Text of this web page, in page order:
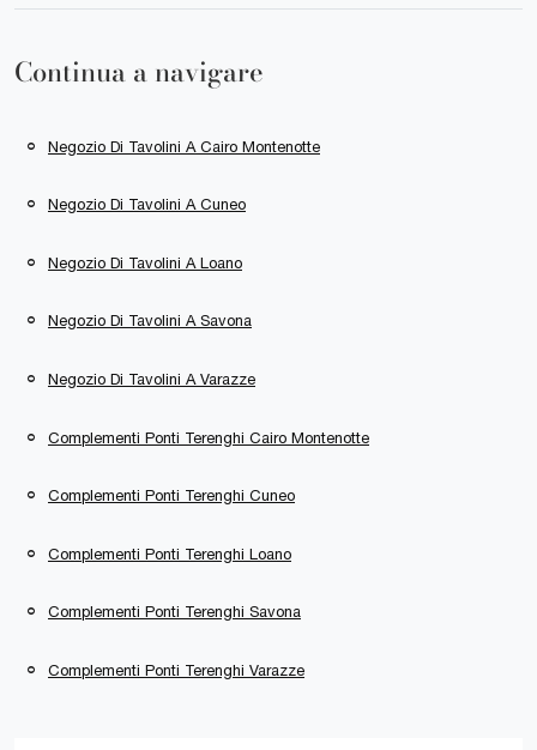
Continua a navigare
Negozio Di Tavolini A Cairo Montenotte
Negozio Di Tavolini A Cuneo
Negozio Di Tavolini A Loano
Negozio Di Tavolini A Savona
Negozio Di Tavolini A Varazze
Complementi Ponti Terenghi Cairo Montenotte
Complementi Ponti Terenghi Cuneo
Complementi Ponti Terenghi Loano
Complementi Ponti Terenghi Savona
Complementi Ponti Terenghi Varazze